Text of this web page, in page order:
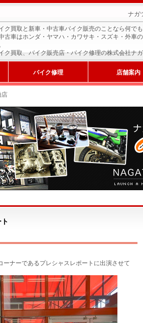
ナガ
ク買取と新車・中古車バイク販売のことなら何でも
古車はホンダ・ヤマハ・カワサキ・スズキ・外車
ク買取、バイク販売店・バイク修理の株式会社ナ
バイク修理 店舗案内
店
ナーであるプレシャスレポートに出演させて
場